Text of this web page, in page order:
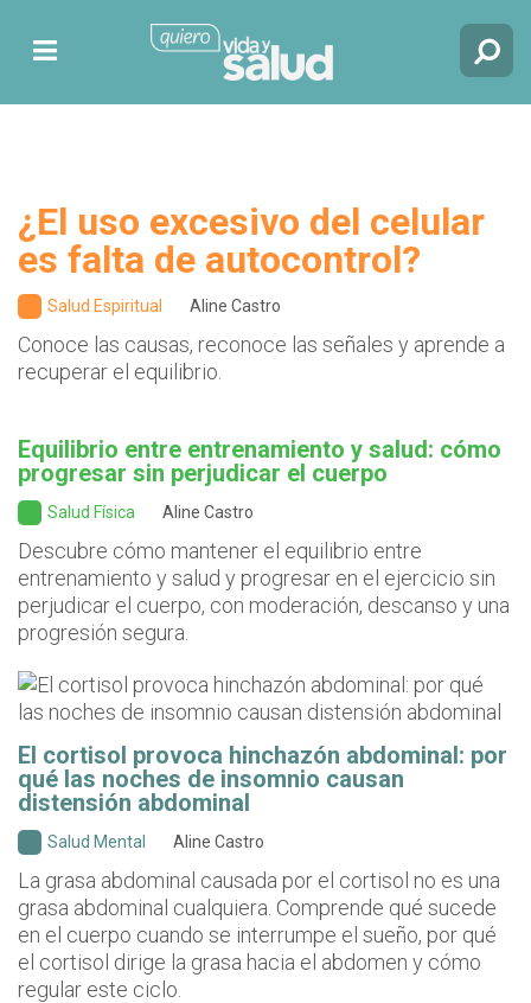
¿El uso excesivo del celular
es falta de autocontrol?
Salud Espiritual Aline Castro
Conoce las causas, reconoce las señales y aprende a
recuperar el equilibrio.
Equilibrio entre entrenamiento y salud: cómo
progresar sin perjudicar el cuerpo
Salud Física Aline Castro
Descubre cómo mantener el equilibrio entre
entrenamiento y salud y progresar en el ejercicio sin
perjudicar el cuerpo, con moderación, descanso y una
progresión segura.
El cortisol provoca hinchazón abdominal: por
qué las noches de insomnio causan
distensión abdominal
Salud Mental Aline Castro
La grasa abdominal causada por el cortisol no es una
grasa abdominal cualquiera. Comprende qué sucede
en el cuerpo cuando se interrumpe el sueño, por qué
el cortisol dirige la grasa hacia el abdomen y cómo
regular este ciclo.